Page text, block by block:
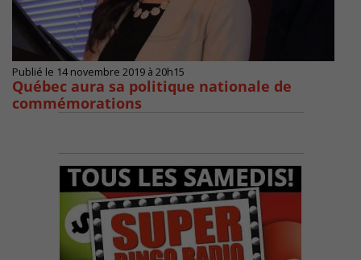
Publié le 14 novembre 2019 à 20h15
Québec aura sa politique nationale de
commémorations